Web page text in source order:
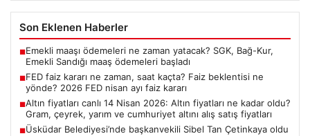
Son Eklenen Haberler
■Emekli maaşı ödemeleri ne zaman yatacak? SGK, Bağ-Kur,
Emekli Sandığı maaş ödemeleri başladı
■FED faiz kararı ne zaman, saat kaçta? Faiz beklentisi ne
yönde? 2026 FED nisan ayı faiz kararı
■Altın fiyatları canlı 14 Nisan 2026: Altın fiyatları ne kadar oldu?
Gram, çeyrek, yarım ve cumhuriyet altını alış satış fiyatları
■Üsküdar Belediyesi’nde başkanvekili Sibel Tan Çetinkaya oldu